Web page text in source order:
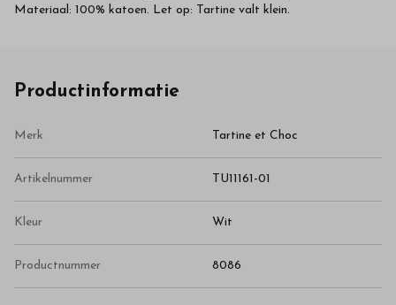
Materiaal: 100% katoen. Let op: Tartine valt klein.
Productinformatie
Merk Tartine et Choc
Artikelnummer TU11161-01
Kleur Wit
Productnummer 8086